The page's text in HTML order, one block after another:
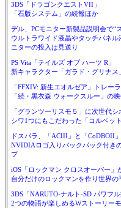
3DS「ドラゴンクエストVII」
「石版システム」の続報ほか
デル、PCモニター新製品説明会で“
ウルトラワイド液晶やタッチパネ
ニターの投入は見送り
PS Vita「テイルズ オブ ハーツ R」
新キャラクター「ガラド・グリナス
「FFXIV: 新生エオルゼア」トレー
「続・黒衣森 ウォークスルー」の
「グランツーリスモ５」に次世代シ
シワ1つにもこだわった「コルベッ
ドスパラ、「ACIII」と「CoDBOII
NVIDIAロゴ入りバックパック付き
プ
iOS「ロックマン クロスオーバー」
自分だけのロックマンを作り世界の
3DS「NARUTO-ナルト-SD パワフル
2つの物語が楽しめるWストーリー